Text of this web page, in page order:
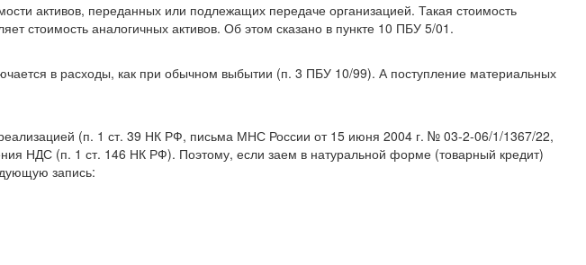
активов, переданных или подлежащих передаче организацией. Такая стоимость
стоимость аналогичных активов. Об этом сказано в пункте 10 ПБУ 5/01.
в расходы, как при обычном выбытии (п. 3 ПБУ 10/99). А поступление материальных
(п. 1 ст. 39 НК РФ, письма МНС России от 15 июня 2004 г. № 03-2-06/1/1367/22,
НДС (п. 1 ст. 146 НК РФ). Поэтому, если заем в натуральной форме (товарный кредит)
запись: